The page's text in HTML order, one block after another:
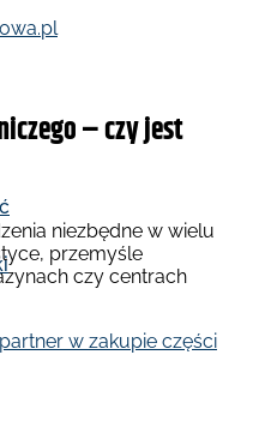
– czy jest
niezbędne w wielu
przemyśle
czy centrach